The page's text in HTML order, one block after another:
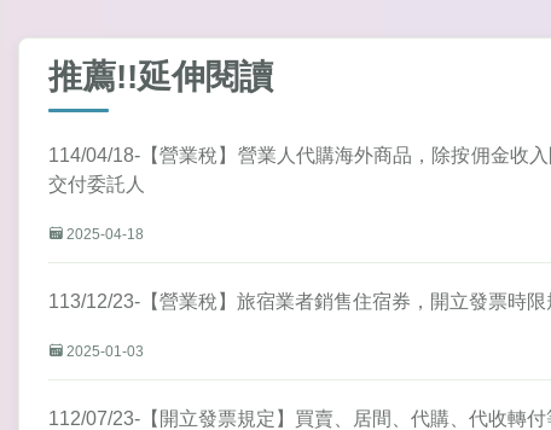
推薦!!延伸閱讀
114/04/18-【營業稅】營業人代購海外商品，除按佣金收
交付委託人
2025-04-18
113/12/23-【營業稅】旅宿業者銷售住宿券，開立發票時限
2025-01-03
112/07/23-【開立發票規定】買賣、居間、代購、代收轉